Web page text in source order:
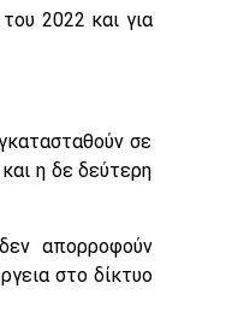
2022 και για
σε
η δε δεύτερη
απορροφούν
στο δίκτυο